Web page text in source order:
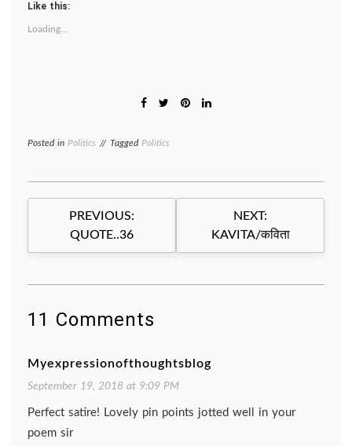
Like this:
Loading...
Posted in Politics Tagged Politics
Post
navigation
PREVIOUS:
QUOTE..36
NEXT:
KAVITA/कविता
11 Comments
Myexpressionofthoughtsblog
September 19, 2018 at 9:09 PM
Perfect satire! Lovely pin points jotted well in your
poem sir